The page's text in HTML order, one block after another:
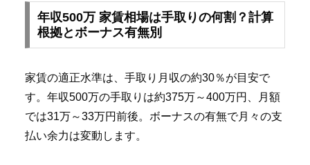
年収500万 家賃相場は手取りの何割？計算
根拠とボーナス有無別
家賃の適正水準は、手取り月収の約30％が目安で
す。年収500万の手取りは約375万～400万円、月額
では31万～33万円前後。ボーナスの有無で月々の支
払い余力は変動します。